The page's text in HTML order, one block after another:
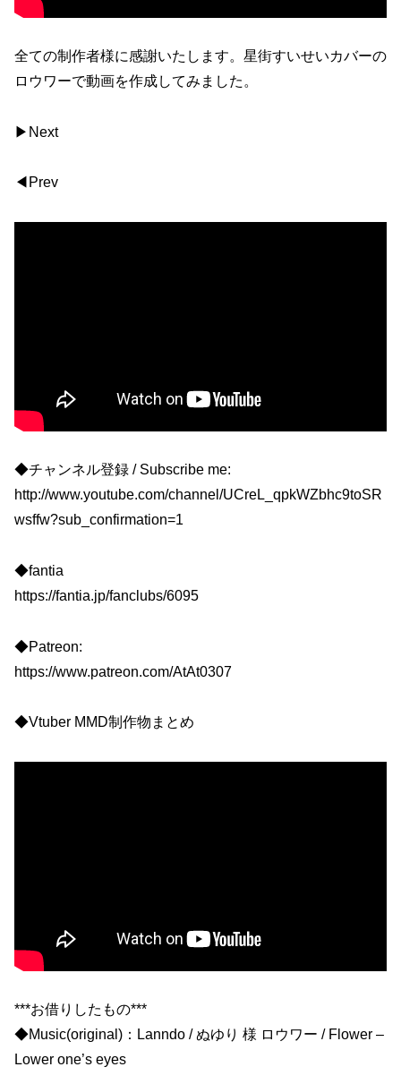
全ての制作者様に感謝いたします。星街すいせいカバーの
ロウワーで動画を作成してみました。
▶Next
◀Prev
◆チャンネル登録 / Subscribe me:
http://www.youtube.com/channel/UCreL_qpkWZbhc9toSR
wsffw?sub_confirmation=1
◆fantia
https://fantia.jp/fanclubs/6095
◆Patreon:
https://www.patreon.com/AtAt0307
◆Vtuber MMD制作物まとめ
***お借りしたもの***
◆Music(original)：Lanndo / ぬゆり 様 ロウワー / Flower –
Lower one’s eyes